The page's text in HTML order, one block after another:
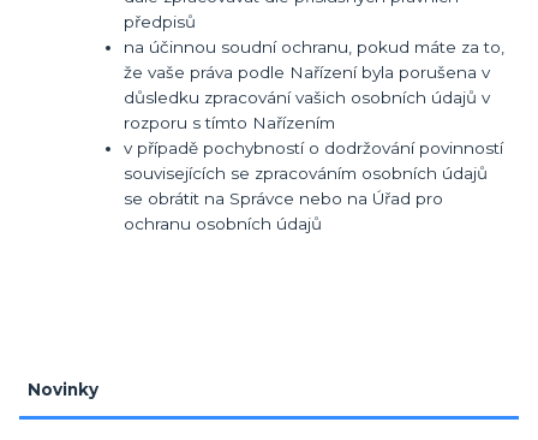
Novinky
předpisů
na účinnou soudní ochranu, pokud máte za to,
že vaše práva podle Nařízení byla porušena v
důsledku zpracování vašich osobních údajů v
rozporu s tímto Nařízením
v případě pochybností o dodržování povinností
souvisejících se zpracováním osobních údajů
se obrátit na Správce nebo na Úřad pro
ochranu osobních údajů